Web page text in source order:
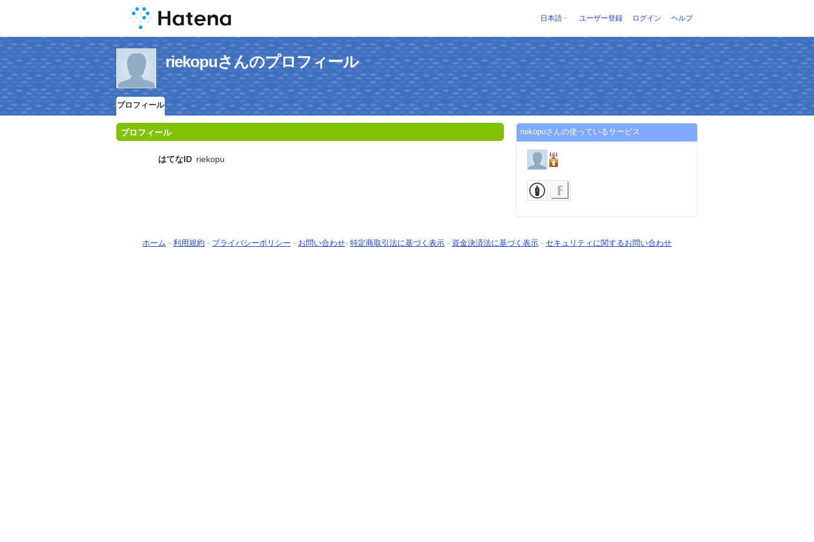
日本語 ユーザー登録 ログイン ヘルプ
riekopuさんのプロフィール
プロフィール
プロフィール
はてなID riekopu
riekopuさんの使っているサービス
ホーム - 利用規約 - プライバシーポリシー - お問い合わせ- 特定商取引法に基づく表示 - 資金決済法に基づく表示 - セキュリティに関するお問い合わせ